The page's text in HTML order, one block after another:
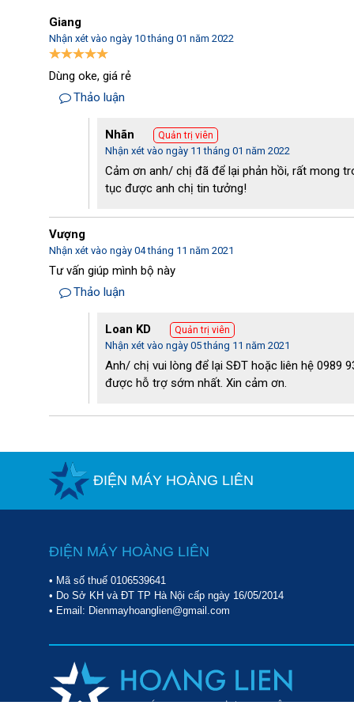
Phụ kiện máy hút bụi nhà xưởng 80L tương thích với
- Đầu hút khe
nhỏ hẹp, gầm bàn,...Nhờ đó mà việc len lỏi vào những nơi
dùng khi vệ sinh cho bộ phận thiết bị, máy móc.
- Chổi tròn được thiết kế nhỏ gọn, gắn thêm lớp sợi
sinh cho những bề mặt như màn cửa, mặt ghế vải,...
Giang
Nhận xét vào ngày 10 tháng 01 năm 2022
Dùng oke, giá rẻ
Thảo luận
Nhãn Quản trị viên
Nhận xét vào ngày 11 tháng 01 năm 2022
Cảm ơn anh/ chị đã để lại phản hồi, rất mong
tục được anh chị tin tưởng!
Vượng
Nhận xét vào ngày 04 tháng 11 năm 2021
Tư vấn giúp mình bộ này
Thảo luận
Loan KD Quản trị viên
Nhận xét vào ngày 05 tháng 11 năm 2021
Anh/ chị vui lòng để lại SĐT hoặc liên hệ 0989
được hỗ trợ sớm nhất. Xin cảm ơn.
ĐIỆN MÁY HOÀNG LIÊN
ĐIỆN MÁY HOÀNG LIÊN
• Mã số thuế 0106539641
• Do Sở KH và ĐT TP Hà Nội cấp ngày 16/05/2014
• Email: Dienmayhoanglien@gmail.com